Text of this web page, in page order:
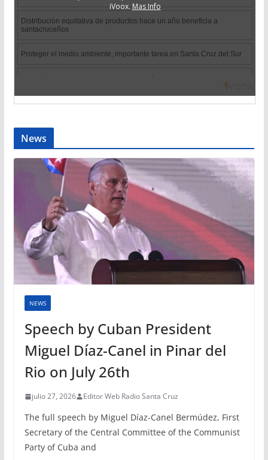
News
NEWS
Speech by Cuban President
Miguel Díaz-Canel in Pinar del
Rio on July 26th
julio 27, 2026 Editor Web Radio Santa Cruz
The full speech by Miguel Díaz-Canel Bermúdez, First
Secretary of the Central Committee of the Communist
Party of Cuba and